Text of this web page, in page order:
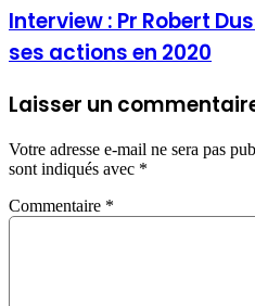
Interview : Pr Robert
ses actions en 2020
Laisser un
Votre adresse e-mail ne sera pas
sont indiqués avec *
Commentaire *